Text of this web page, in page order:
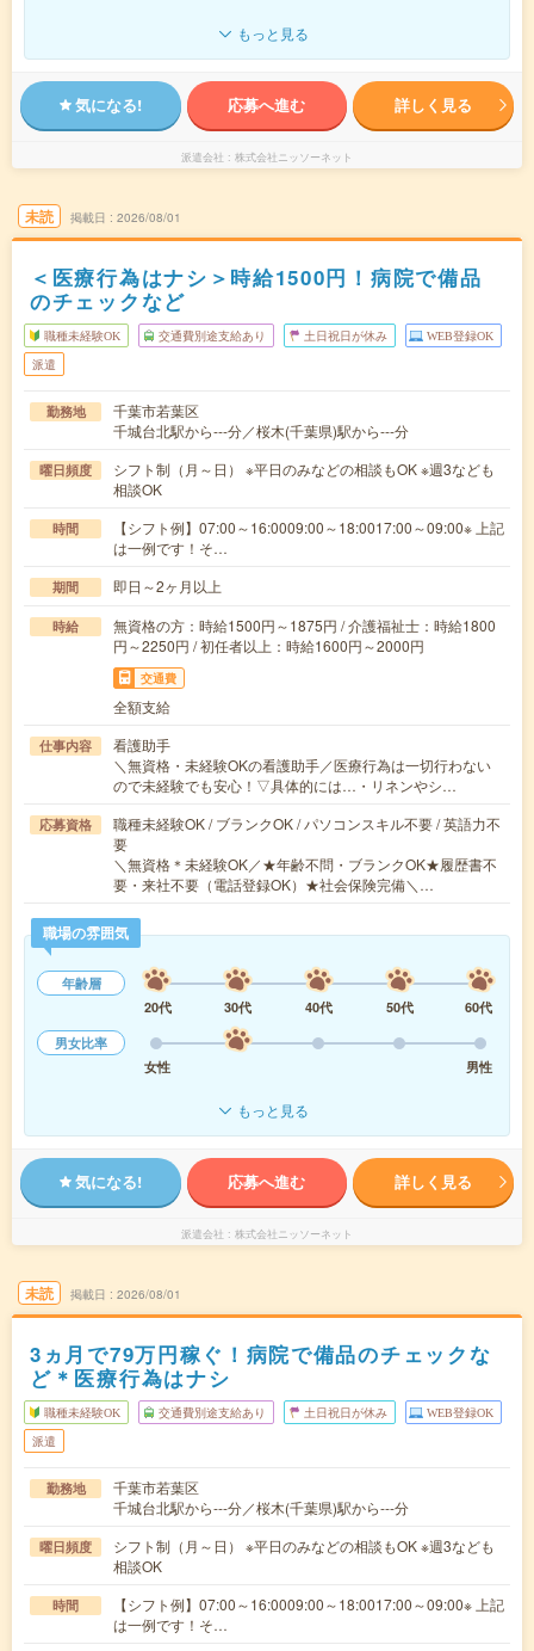
もっと見る
気になる! 応募へ進む 詳しく見る
派遣会社 株式会社ニッソーネット
未読 掲載日 2026/08/01
＜医療行為はナシ＞時給1500円！病院で備品
のチェックなど
職種未経験OK 交通費別途支給あり 土日祝日が休み WEB登録OK
派遣
勤務地
千葉市若葉区
千城台北駅から---分／桜木(千葉県)駅から---分
曜日頻度
シフト制（月～日） ※平日のみなどの相談もOK ※週3なども
相談OK
時間
【シフト例】07:00～16:0009:00～18:0017:00～09:00※ 上記
は一例です！そ…
期間 即日～2ヶ月以上
時給
無資格の方：時給1500円～1875円 / 介護福祉士：時給1800
円～2250円 / 初任者以上：時給1600円～2000円
交通費
全額支給
仕事内容
看護助手
＼無資格・未経験OKの看護助手／医療行為は一切行わない
ので未経験でも安心！▽具体的には…・リネンやシ…
応募資格
職種未経験OK / ブランクOK / パソコンスキル不要 / 英語力不
要
＼無資格＊未経験OK／★年齢不問・ブランクOK★履歴書不
要・来社不要（電話登録OK）★社会保険完備＼…
職場の雰囲気
年齢層
20代
30代 40代 50代
60代
男女比率
女性
男性
もっと見る
気になる! 応募へ進む 詳しく見る
派遣会社 株式会社ニッソーネット
未読 掲載日 2026/08/01
3ヵ月で79万円稼ぐ！病院で備品のチェックな
ど＊医療行為はナシ
職種未経験OK 交通費別途支給あり 土日祝日が休み WEB登録OK
派遣
勤務地
千葉市若葉区
千城台北駅から---分／桜木(千葉県)駅から---分
曜日頻度
シフト制（月～日） ※平日のみなどの相談もOK ※週3なども
相談OK
時間
【シフト例】07:00～16:0009:00～18:0017:00～09:00※ 上記
は一例です！そ…